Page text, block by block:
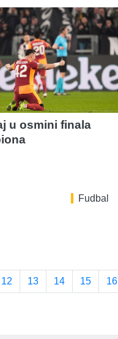
u osmini finala
Fudbal
12 13 14 15 16